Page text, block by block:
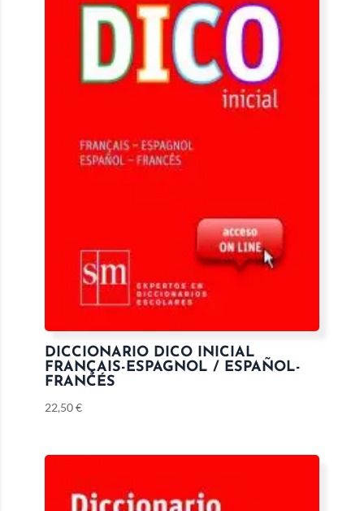
DICCIONARIO DICO INICIAL
FRANÇAIS-ESPAGNOL / ESPAÑOL-
FRANCÉS
22,50€